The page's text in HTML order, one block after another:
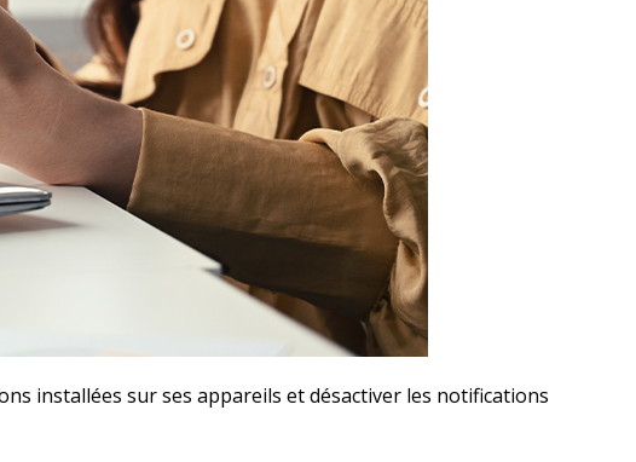
installées sur ses appareils et désactiver les notifications